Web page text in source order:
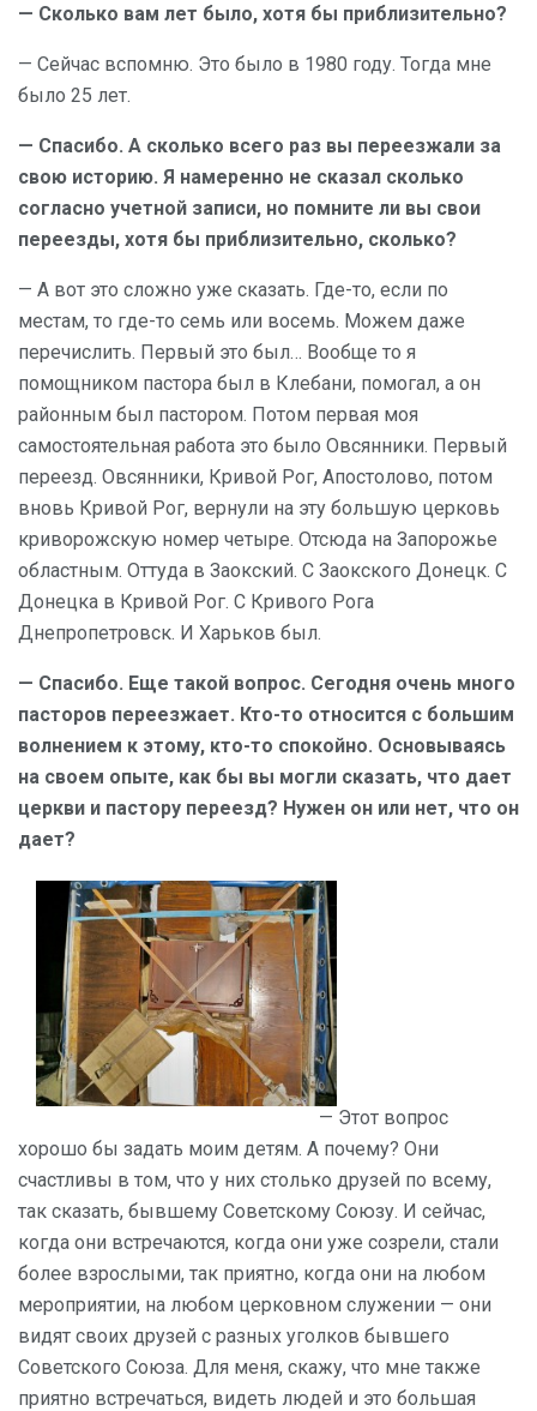
— Сколько вам лет было, хотя бы приблизительно?
— Сейчас вспомню. Это было в 1980 году. Тогда мне
было 25 лет.
— Спасибо. А сколько всего раз вы переезжали за
свою историю. Я намеренно не сказал сколько
согласно учетной записи, но помните ли вы свои
переезды, хотя бы приблизительно, сколько?
— А вот это сложно уже сказать. Где-то, если по
местам, то где-то семь или восемь. Можем даже
перечислить. Первый это был… Вообще то я
помощником пастора был в Клебани, помогал, а он
районным был пастором. Потом первая моя
самостоятельная работа это было Овсянники. Первый
переезд. Овсянники, Кривой Рог, Апостолово, потом
вновь Кривой Рог, вернули на эту большую церковь
криворожскую номер четыре. Отсюда на Запорожье
областным. Оттуда в Заокский. С Заокского Донецк. С
Донецка в Кривой Рог. С Кривого Рога
Днепропетровск. И Харьков был.
— Спасибо. Еще такой вопрос. Сегодня очень много
пасторов переезжает. Кто-то относится с большим
волнением к этому, кто-то спокойно. Основываясь
на своем опыте, как бы вы могли сказать, что дает
церкви и пастору переезд? Нужен он или нет, что он
дает?
— Этот вопрос
хорошо бы задать моим детям. А почему? Они
счастливы в том, что у них столько друзей по всему,
так сказать, бывшему Советскому Союзу. И сейчас,
когда они встречаются, когда они уже созрели, стали
более взрослыми, так приятно, когда они на любом
мероприятии, на любом церковном служении — они
видят своих друзей с разных уголков бывшего
Советского Союза. Для меня, скажу, что мне также
приятно встречаться, видеть людей и это большая